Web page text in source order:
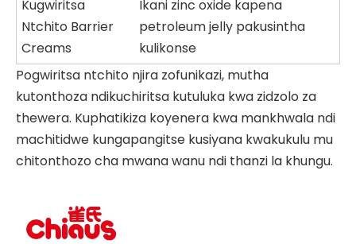
Kugwiritsa
Ntchito Barrier
Creams
Ikani zinc oxide kapena
petroleum jelly pakusintha
kulikonse
Pogwiritsa ntchito njira zofunikazi, mutha
kutonthoza ndikuchiritsa kutuluka kwa zidzolo za
thewera. Kuphatikiza koyenera kwa mankhwala ndi
machitidwe kungapangitse kusiyana kwakukulu mu
chitonthozo cha mwana wanu ndi thanzi la khungu.